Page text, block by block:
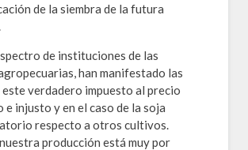
de la siembra de la futura
de instituciones de las
han manifestado las
verdadero impuesto al precio
injusto y en el caso de la soja
respecto a otros cultivos.
producción está muy por